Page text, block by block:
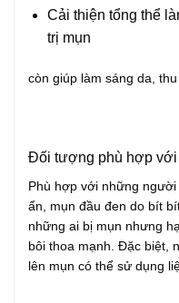
Cải thiện tổng thể
trị mụn
còn giúp làm sáng da, thu
Đối tượng phù hợp với
Phù hợp với những
ẩn, mụn đầu đen do bít
những ai bị mụn nhưng
bôi thoa mạnh. Đặc biệt,
lên mụn có thể sử dụng